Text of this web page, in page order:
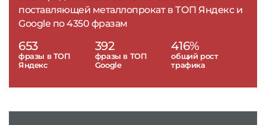
поставляющей металлопрокат в ТОП Яндекс и
Google по 4350 фразам
653
фразы в ТОП
Яндекс
392
фразы в ТОП
Google
416%
общий рост
трафика